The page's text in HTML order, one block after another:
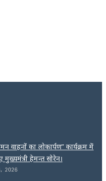
वाहनों का लोकार्पण” कार्यक्रम में
मुख्यमंत्री हेमन्त सोरेन।
2026